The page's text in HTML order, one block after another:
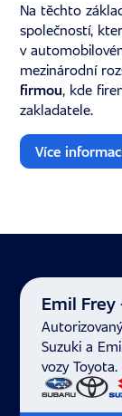
Na těchto
společností,
v
mezinárodní
firmou, kde
zakladatele.
Více
Emil
Suzuki a
vozy